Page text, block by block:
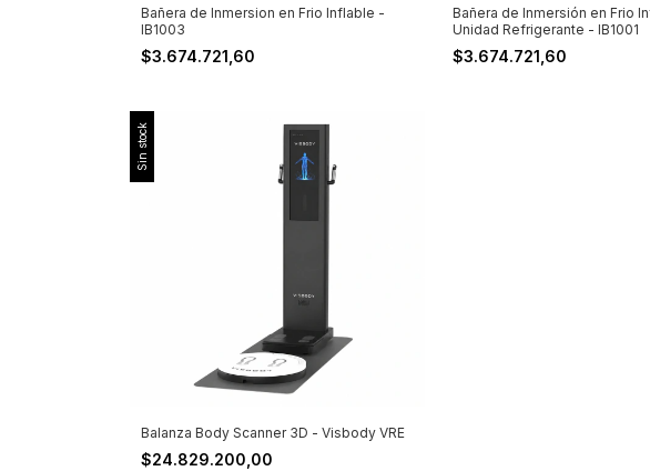
Bañera de Inmersion en Frio Inflable -
IB1003
$3.674.721,60
Bañera de Inmersión en Frio
Unidad Refrigerante - IB1001
$3.674.721,60
Sin stock
Balanza Body Scanner 3D - Visbody VRE
$24.829.200,00